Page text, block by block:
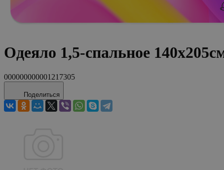
Одеяло 1,5-спальное
000000000001217305
Поделиться